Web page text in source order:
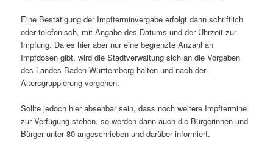
Eine Bestätigung der Impfterminvergabe erfolgt dann schriftlich
oder telefonisch, mit Angabe des Datums und der Uhrzeit zur
Impfung. Da es hier aber nur eine begrenzte Anzahl an
Impfdosen gibt, wird die Stadtverwaltung sich an die Vorgaben
des Landes Baden-Württemberg halten und nach der
Altersgruppierung vorgehen.
Sollte jedoch hier absehbar sein, dass noch weitere Impftermine
zur Verfügung stehen, so werden dann auch die Bürgerinnen und
Bürger unter 80 angeschrieben und darüber informiert.